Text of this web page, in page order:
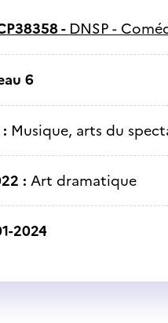
- DNSP -
6
Musique, arts du
: Art dramatique
2024